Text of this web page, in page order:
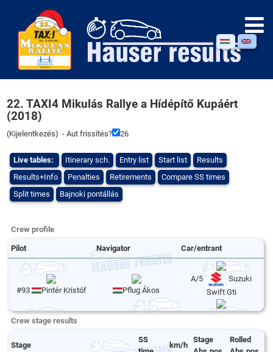
22. TAXI4 Mikulás Rallye a Hídépítő Kupáért
(2018)
(Kijelentkezés) - Aut frissítés? 26
Live tables: Itinerary sch. Entry list Start list
Results
Results+Info
Penalties Retirements
Compare SS times
Split times
Bajnoki pontállás
Crew profile
Pilot Navigator Car/entrant
#93 Pintér Kristóf Pflug Ákos
A/5
Suzuki
Swift Gti
Crew stage results
Stage
SS
km/h
Stage
Rolled